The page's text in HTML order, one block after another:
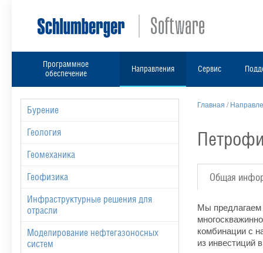
Программное
обеспечение
Направления Сервис
Бурение
Геология
Геомеханика
Геофизика
Инфраструктурные решения для
отрасли
Моделирование нефтегазоносных
систем
Главная /
Общая
Мы предлагаем
комбинации с
из инвестиций